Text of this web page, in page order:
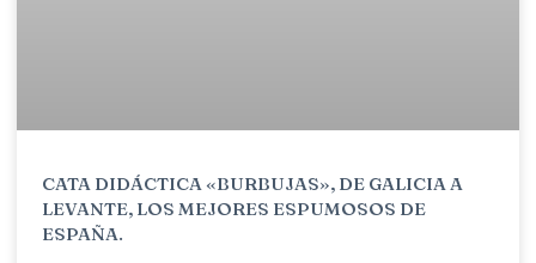
CATA DIDÁCTICA «BURBUJAS», DE GALICIA A
LEVANTE, LOS MEJORES ESPUMOSOS DE
ESPAÑA.